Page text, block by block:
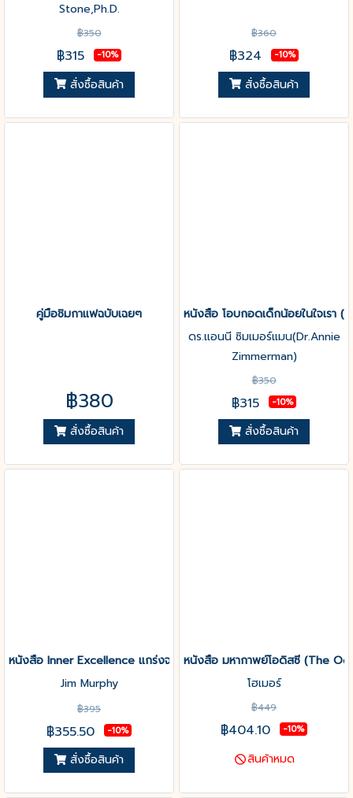
Stone,Ph.D.
฿350
฿315 -10%
สั่งซื้อสินค้า
฿360
฿324 -10%
สั่งซื้อสินค้า
คู่มือชิมกาแฟฉบับเฉยๆ
฿380
สั่งซื้อสินค้า
หนังสือ โอบกอดเด็กน้อยในใจเรา
ดร.แอนนี ซิมเมอร์แมน(Dr.Annie
Zimmerman)
฿350
฿315 -10%
สั่งซื้อสินค้า
หนังสือ Inner Excellence แกร่งจากข้างใน เรื่องยากแค่ไหนก็ชนะ
Jim Murphy
฿395
฿355.50 -10%
สั่งซื้อสินค้า
หนังสือ มหากาพย์โอดิสซี (The
โฮเมอร์
฿449
฿404.10 -10%
สินค้าหมด